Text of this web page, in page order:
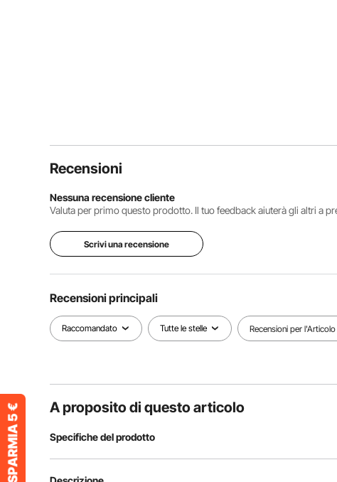
Recensioni
Nessuna recensione cliente
Valuta per primo questo prodotto. Il tuo feedback aiuterà gli altri a
Scrivi una recensione
Recensioni principali
Raccomandato Tutte le stelle Recensioni per
A proposito di questo articolo
Specifiche del prodotto
Numero modello articolo